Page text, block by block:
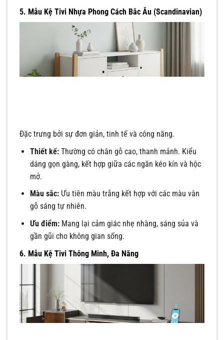
5. Mẫu Kệ Tivi Nhựa Phong Cách Bắc Âu (Scandinavian)
Đặc trưng bởi sự đơn giản, tinh tế và công năng.
Thiết kế:Thường có chân gỗ cao, thanh mảnh. Kiểu
dáng gọn gàng, kết hợp giữa các ngăn kéo kín và hộc
mở.
Màu sắc:Ưu tiên màu trắng kết hợp với các màu vân
gỗ sáng tự nhiên.
Ưu điểm:Mang lại cảm giác nhẹ nhàng, sáng sủa và
gần gũi cho không gian sống.
6. Mẫu Kệ Tivi Thông Minh, Đa Năng